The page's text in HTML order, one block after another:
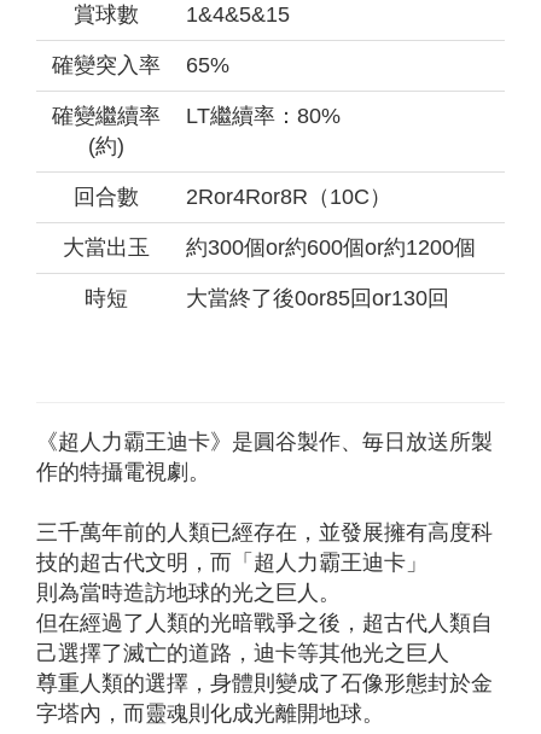
賞球數 1&4&5&15
確變突入率 65%
確變繼續率
(約)
LT繼續率：80%
回合數 2Ror4Ror8R（10C）
大當出玉 約300個or約600個or約1200個
時短 大當終了後0or85回or130回
《超人力霸王迪卡》是圓谷製作、毎日放送所製
作的特攝電視劇。
三千萬年前的人類已經存在，並發展擁有高度科
技的超古代文明，而「超人力霸王迪卡」
則為當時造訪地球的光之巨人。
但在經過了人類的光暗戰爭之後，超古代人類自
己選擇了滅亡的道路，迪卡等其他光之巨人
尊重人類的選擇，身體則變成了石像形態封於金
字塔內，而靈魂則化成光離開地球。